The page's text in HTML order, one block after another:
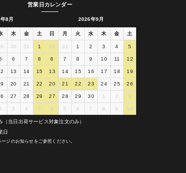
営業日カレンダー
8月
木 金 土
30 31 1
6 7 8
13 14 15
20 21 22
27 28 29
2 3 4 5
2026年9月
日 月 火 水 木 金 土
30 31 1 2 3 4 5
6 7 8 9 10 11 12
13 14 15 16 17 18 19
20 21 22 23 24 25 26
27 28 29 30 1 2 3
4 5 6 7 8 9 10
（当日出荷サービス対象注文のみ）
日
ジのお知らせをご参照ください。